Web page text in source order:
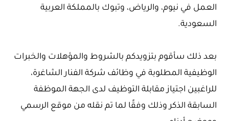
العمل في نيوم، والرياض، وتبوك بالمملكة العربية
السعودية.
بعد ذلك سأقوم بتزويدكم بالشروط والمؤهلات والخبرات
الوظيفية المطلوبة في وظائف شركة الفنار الشاغرة،
للراغبين اجتياز مقابلة التوظيف لدى الجهة الموظفة
السابقة الذكر وذلك وفقًا لما تم نقله من موقع الرسمي